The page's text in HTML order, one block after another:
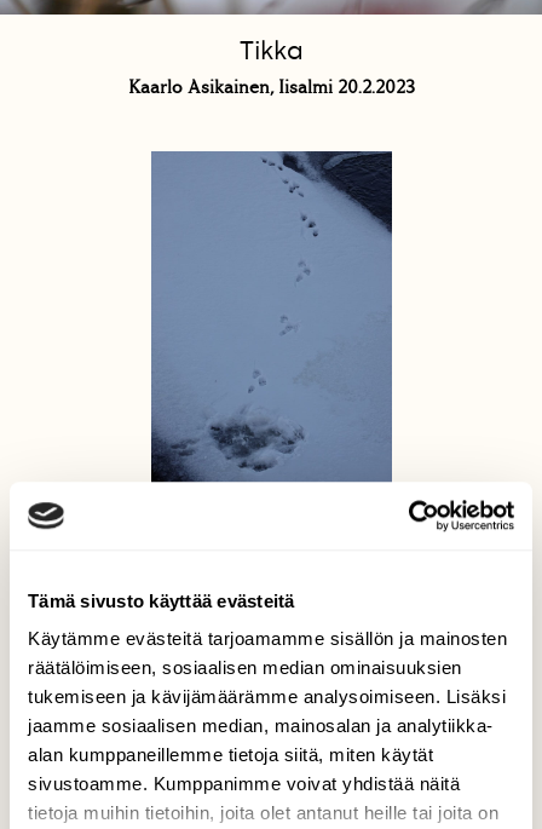
Tämä sivusto käyttää evästeitä
Käytämme evästeitä tarjoamamme sisällön ja mainosten
räätälöimiseen, sosiaalisen median ominaisuuksien
tukemiseen ja kävijämäärämme analysoimiseen. Lisäksi
jaamme sosiaalisen median, mainosalan ja analytiikka-
alan kumppaneillemme tietoja siitä, miten käytät
sivustoamme. Kumppanimme voivat yhdistää näitä
tietoja muihin tietoihin, joita olet antanut heille tai joita on
Tikka
Kaarlo Asikainen, Iisalmi 20.2.2023